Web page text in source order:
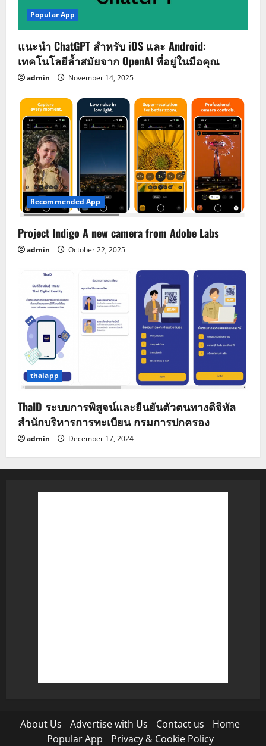
Popular App
แนะนำ ChatGPT สำหรับ iOS และ Android:
เทคโนโลยีล้ำสมัยจาก OpenAI ที่อยู่ในมือคุณ
admin November 14, 2025
Recommended App
Project Indigo A new camera from Adobe Labs
admin October 22, 2025
thaiapp
ThaID ระบบการพิสูจน์และยืนยันตัวตนทางดิจิทัล
สำนักบริหารการทะเบียน กรมการปกครอง
admin December 17, 2024
About Us Advertise with Us Contact us
Home
Popular App
Privacy & Cookie Policy